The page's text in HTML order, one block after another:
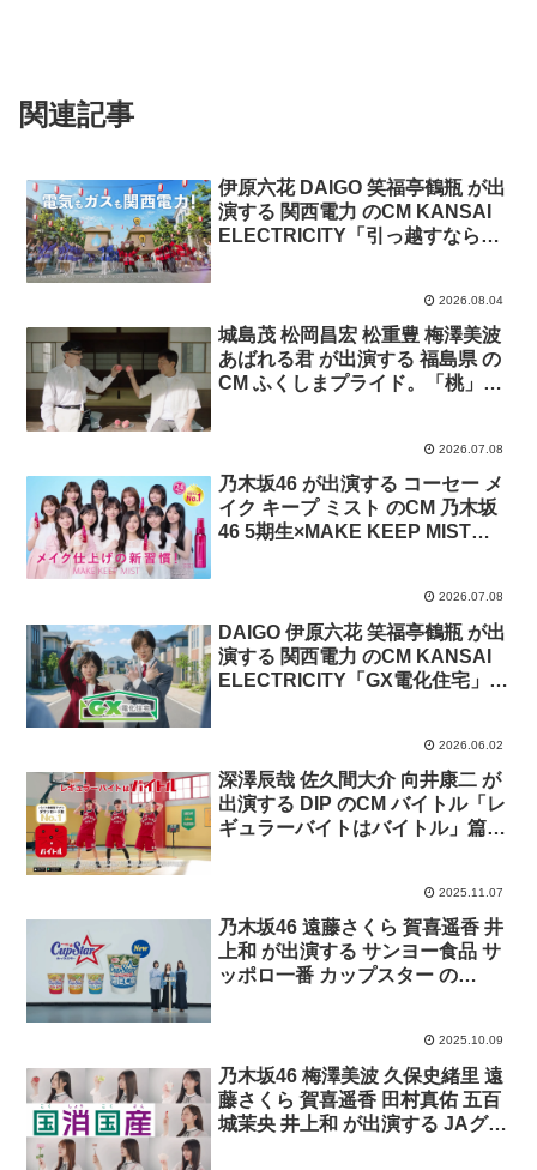
関連記事
伊原六花 DAIGO 笑福亭鶴瓶 が出
演する 関西電力 のCM KANSAI
ELECTRICITY「引っ越すなら関
2026.08.04
城島茂 松岡昌宏 松重豊 梅澤美波
あばれる君 が出演する 福島県 の
CM ふくしまプライド。「桃」篇
2026.07.08
乃木坂46 が出演する コーセー メ
イク キープ ミスト のCM 乃木坂
46 5期生×MAKE KEEP MIST
2026.07.08
DAIGO 伊原六花 笑福亭鶴瓶 が出
演する 関西電力 のCM KANSAI
ELECTRICITY「GX電化住宅」篇
2026.06.02
深澤辰哉 佐久間大介 向井康二 が
出演する DIP のCM バイトル「レ
ギュラーバイトはバイトル」篇、
2025.11.07
乃木坂46 遠藤さくら 賀喜遥香 井
上和 が出演する サンヨー食品 サ
ッポロ一番 カップスター の
2025.10.09
乃木坂46 梅澤美波 久保史緒里 遠
藤さくら 賀喜遥香 田村真佑 五百
城茉央 井上和 が出演する JAグル